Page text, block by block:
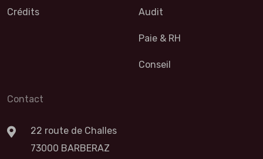
Crédits Audit
Paie & RH
Conseil
Contact
22 route de Challes
73000 BARBERAZ